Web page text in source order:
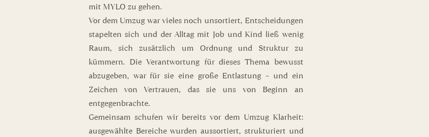
mit MYLO zu gehen.
Vor dem Umzug war vieles noch unsortiert, Entscheidungen
stapelten sich und der Alltag mit Job und Kind ließ wenig
Raum, sich zusätzlich um Ordnung und Struktur zu
kümmern. Die Verantwortung für dieses Thema bewusst
abzugeben, war für sie eine große Entlastung – und ein
Zeichen von Vertrauen, das sie uns von Beginn an
entgegenbrachte.
Gemeinsam schufen wir bereits vor dem Umzug Klarheit:
ausgewählte Bereiche wurden aussortiert, strukturiert und